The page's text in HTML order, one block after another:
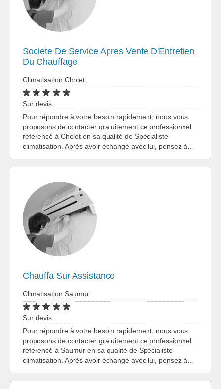
Societe De Service Apres Vente D'Entretien
Du Chauffage
Climatisation Cholet
Sur devis
Pour répondre à votre besoin rapidement, nous vous
proposons de contacter gratuitement ce professionnel
référencé à Cholet en sa qualité de Spécialiste
climatisation. Après avoir échangé avec lui, pensez à…
Chauffa Sur Assistance
Climatisation Saumur
Sur devis
Pour répondre à votre besoin rapidement, nous vous
proposons de contacter gratuitement ce professionnel
référencé à Saumur en sa qualité de Spécialiste
climatisation. Après avoir échangé avec lui, pensez à…